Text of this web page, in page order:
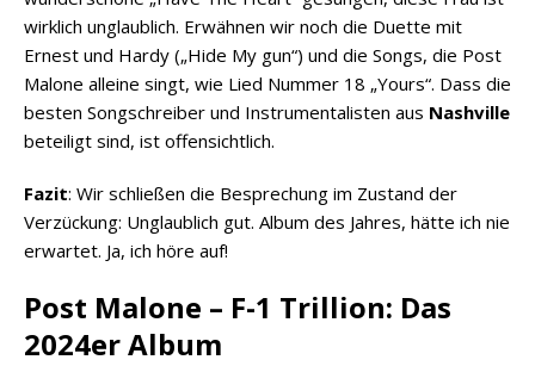
wirklich unglaublich. Erwähnen wir noch die Duette mit
Ernest und Hardy („Hide My gun“) und die Songs, die Post
Malone alleine singt, wie Lied Nummer 18 „Yours“. Dass die
besten Songschreiber und Instrumentalisten aus Nashville
beteiligt sind, ist offensichtlich.
Fazit: Wir schließen die Besprechung im Zustand der
Verzückung: Unglaublich gut. Album des Jahres, hätte ich nie
erwartet. Ja, ich höre auf!
Post Malone – F-1 Trillion: Das
2024er Album